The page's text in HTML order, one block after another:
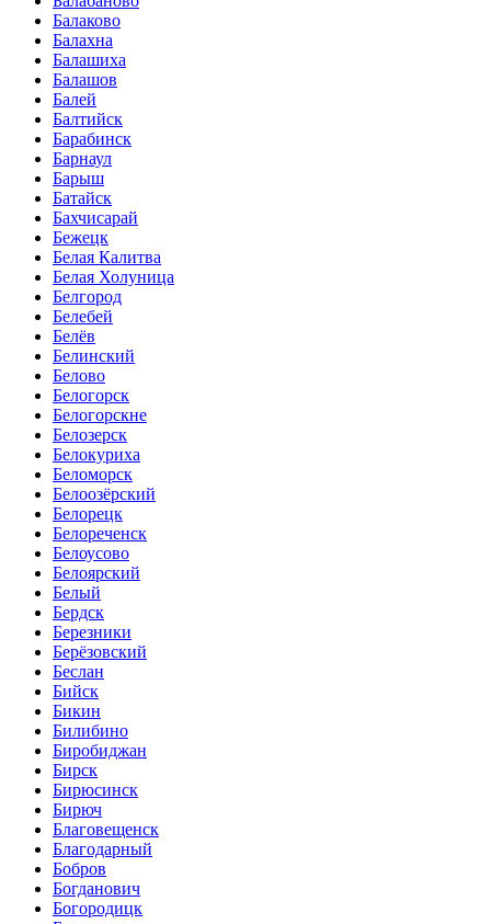
Балаково
Балахна
Балашиха
Балашов
Балей
Балтийск
Барабинск
Барнаул
Барыш
Батайск
Бахчисарай
Бежецк
Белая Калитва
Белая Холуница
Белгород
Белебей
Белёв
Белинский
Белово
Белогорск
Белогорскне
Белозерск
Белокуриха
Беломорск
Белоозёрский
Белорецк
Белореченск
Белоусово
Белоярский
Белый
Бердск
Березники
Берёзовский
Беслан
Бийск
Бикин
Билибино
Биробиджан
Бирск
Бирюсинск
Бирюч
Благовещенск
Благодарный
Бобров
Богданович
Богородицк